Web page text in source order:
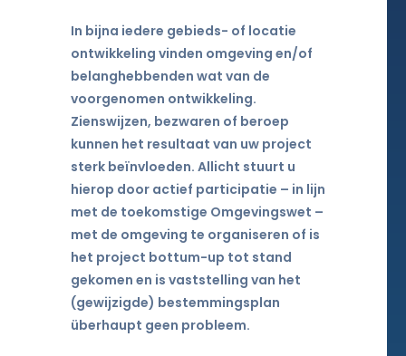
In bijna iedere gebieds- of locatie
ontwikkeling vinden omgeving en/of
belanghebbenden wat van de
voorgenomen ontwikkeling.
Zienswijzen, bezwaren of beroep
kunnen het resultaat van uw project
sterk beïnvloeden. Allicht stuurt u
hierop door actief participatie – in lijn
met de toekomstige Omgevingswet –
met de omgeving te organiseren of is
het project bottum-up tot stand
gekomen en is vaststelling van het
(gewijzigde) bestemmingsplan
überhaupt geen probleem.